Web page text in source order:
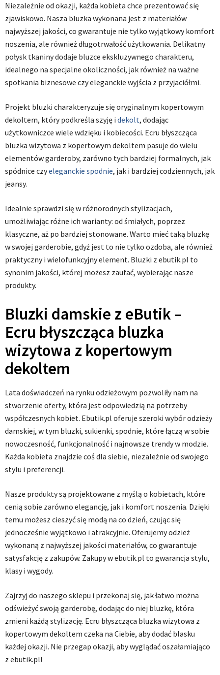
Niezależnie od okazji, każda kobieta chce prezentować się
zjawiskowo. Nasza bluzka wykonana jest z materiałów
najwyższej jakości, co gwarantuje nie tylko wyjątkowy komfort
noszenia, ale również długotrwałość użytkowania. Delikatny
połysk tkaniny dodaje bluzce ekskluzywnego charakteru,
idealnego na specjalne okoliczności, jak również na ważne
spotkania biznesowe czy eleganckie wyjścia z przyjaciółmi.
Projekt bluzki charakteryzuje się oryginalnym kopertowym
dekoltem, który podkreśla szyję i dekolt, dodając
użytkowniczce wiele wdzięku i kobiecości. Ecru błyszcząca
bluzka wizytowa z kopertowym dekoltem pasuje do wielu
elementów garderoby, zarówno tych bardziej formalnych, jak
spódnice czyeleganckie spodnie, jak i bardziej codziennych, jak
jeansy.
Idealnie sprawdzi się w różnorodnych stylizacjach,
umożliwiając różne ich warianty: od śmiałych, poprzez
klasyczne, aż po bardziej stonowane. Warto mieć taką bluzkę
w swojej garderobie, gdyż jest to nie tylko ozdoba, ale również
praktyczny i wielofunkcyjny element. Bluzki z ebutik.pl to
synonim jakości, której możesz zaufać, wybierając nasze
produkty.
Bluzki damskie z eButik –
Ecru błyszcząca bluzka
wizytowa z kopertowym
dekoltem
Lata doświadczeń na rynku odzieżowym pozwoliły nam na
stworzenie oferty, która jest odpowiedzią na potrzeby
współczesnych kobiet. Ebutik.pl oferuje szeroki wybór odzieży
damskiej, w tym bluzki, sukienki, spodnie, które łączą w sobie
nowoczesność, funkcjonalność i najnowsze trendy w modzie.
Każda kobieta znajdzie coś dla siebie, niezależnie od swojego
stylu i preferencji.
Nasze produkty są projektowane z myślą o kobietach, które
cenią sobie zarówno elegancję, jak i komfort noszenia. Dzięki
temu możesz cieszyć się modą na co dzień, czując się
jednocześnie wyjątkowo i atrakcyjnie. Oferujemy odzież
wykonaną z najwyższej jakości materiałów, co gwarantuje
satysfakcję z zakupów. Zakupy w ebutik.pl to gwarancja stylu,
klasy i wygody.
Zajrzyj do naszego sklepu i przekonaj się, jak łatwo można
odświeżyć swoją garderobę, dodając do niej bluzkę, która
zmieni każdą stylizację. Ecru błyszcząca bluzka wizytowa z
kopertowym dekoltem czeka na Ciebie, aby dodać blasku
każdej okazji. Nie przegap okazji, aby wyglądać oszałamiająco
z ebutik.pl!